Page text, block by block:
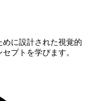
に設計された視覚的
プトを学びます。